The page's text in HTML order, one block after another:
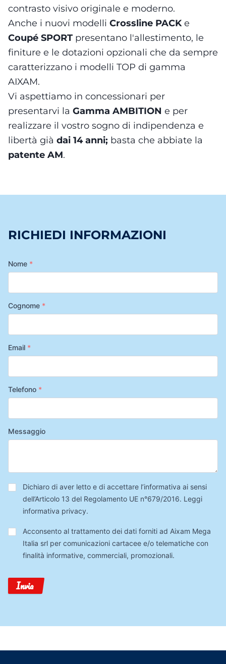
contrasto visivo originale e moderno.
Anche i nuovi modelli Crossline PACKe
Coupé SPORT presentano l'allestimento, le
finiture e le dotazioni opzionali che da sempre
caratterizzano i modelli TOP di gamma
AIXAM.
Vi aspettiamo in concessionari per
presentarvi la Gamma AMBITION e per
realizzare il vostro sogno di indipendenza e
libertà già dai 14 anni; basta che abbiate la
patente AM.
RICHIEDI INFORMAZIONI
Nome *
Cognome *
Email *
Telefono *
Messaggio
Privacy*
Dichiaro di aver letto e di accettare l’informativa ai sensi
dell’Articolo 13 del Regolamento UE n°679/2016. Leggi
informativa privacy.
Trattamento
Dati
Acconsento al trattamento dei dati forniti ad Aixam Mega
Italia srl per comunicazioni cartacee e/o telematiche con
finalità informative, commerciali, promozionali.
Invia